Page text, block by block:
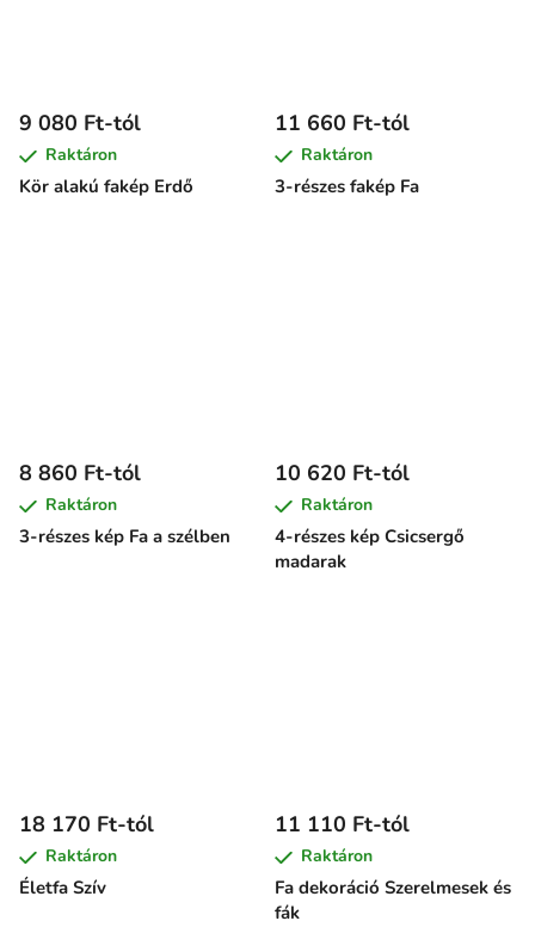
Kör alakú fakép Erdő
9 080 Ft-tól
Raktáron
3-részes fakép Fa
11 660 Ft-tól
Raktáron
3-részes kép Fa a szélben
8 860 Ft-tól
Raktáron
4-részes kép Csicsergő
madarak
10 620 Ft-tól
Raktáron
Életfa Szív
18 170 Ft-tól
Raktáron
Fa dekoráció Szerelmesek és
fák
11 110 Ft-tól
Raktáron